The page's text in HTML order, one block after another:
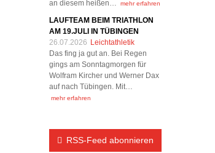
an diesem heißen…
mehr erfahren
LAUFTEAM BEIM TRIATHLON
AM 19.JULI IN TÜBINGEN
26.07.2026 Leichtathletik
Das fing ja gut an. Bei Regen
gings am Sonntagmorgen für
Wolfram Kircher und Werner Dax
auf nach Tübingen. Mit…
mehr erfahren
RSS-Feed abonnieren